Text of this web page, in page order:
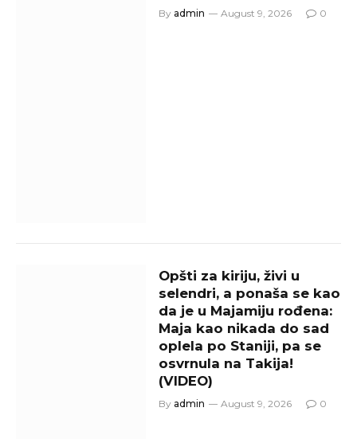
By admin August 9, 2026 0
Opšti za kiriju, živi u
selendri, a ponaša se kao
da je u Majamiju rođena:
Maja kao nikada do sad
oplela po Staniji, pa se
osvrnula na Takija!
(VIDEO)
By admin August 9, 2026 0